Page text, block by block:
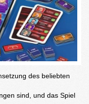
des beliebten
sind, und das Spiel